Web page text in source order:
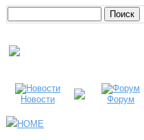
Новости Форум
HOME